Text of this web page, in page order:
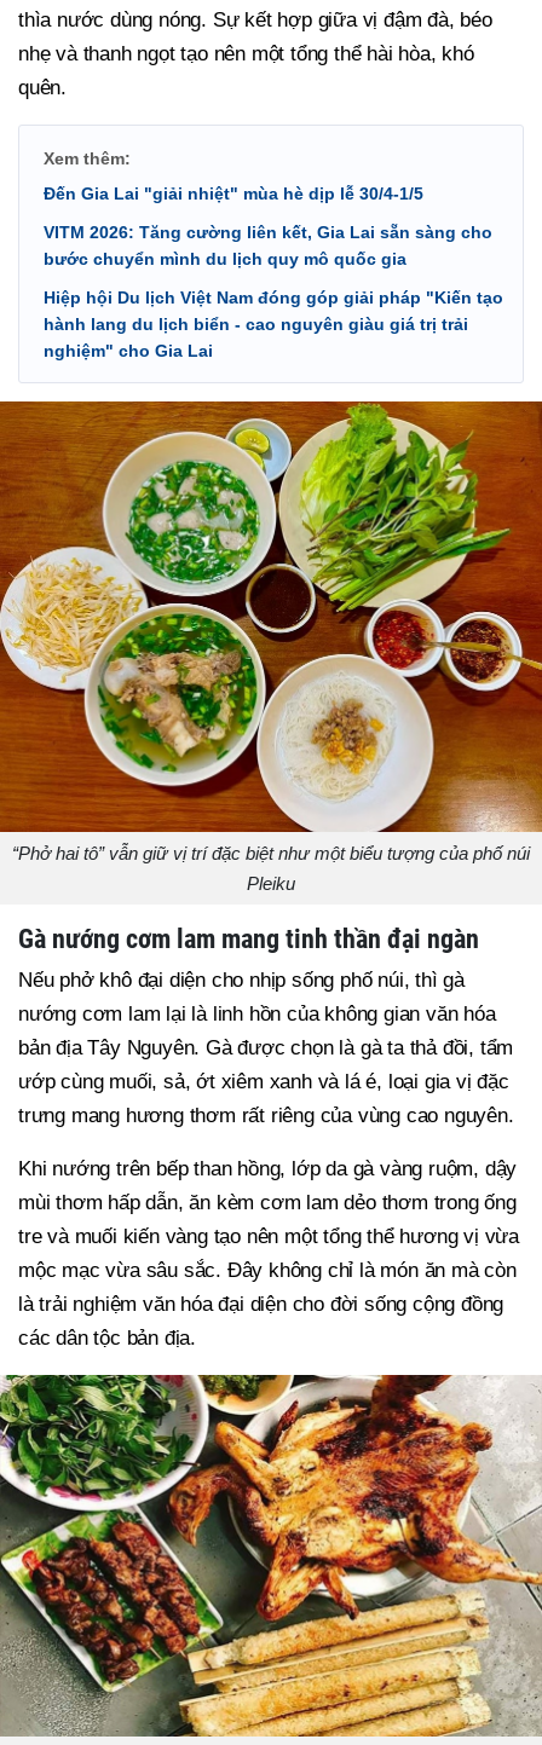
thìa nước dùng nóng. Sự kết hợp giữa vị đậm đà, béo
nhẹ và thanh ngọt tạo nên một tổng thể hài hòa, khó
quên.
Xem thêm:
Đến Gia Lai "giải nhiệt" mùa hè dịp lễ 30/4-1/5
VITM 2026: Tăng cường liên kết, Gia Lai sẵn sàng cho
bước chuyển mình du lịch quy mô quốc gia
Hiệp hội Du lịch Việt Nam đóng góp giải pháp "Kiến tạo
hành lang du lịch biển - cao nguyên giàu giá trị trải
nghiệm" cho Gia Lai
“Phở hai tô” vẫn giữ vị trí đặc biệt như một biểu tượng của phố núi
Pleiku
Gà nướng cơm lam mang tinh thần đại ngàn
Nếu phở khô đại diện cho nhịp sống phố núi, thì gà
nướng cơm lam lại là linh hồn của không gian văn hóa
bản địa Tây Nguyên. Gà được chọn là gà ta thả đồi, tẩm
ướp cùng muối, sả, ớt xiêm xanh và lá é, loại gia vị đặc
trưng mang hương thơm rất riêng của vùng cao nguyên.
Khi nướng trên bếp than hồng, lớp da gà vàng ruộm, dậy
mùi thơm hấp dẫn, ăn kèm cơm lam dẻo thơm trong ống
tre và muối kiến vàng tạo nên một tổng thể hương vị vừa
mộc mạc vừa sâu sắc. Đây không chỉ là món ăn mà còn
là trải nghiệm văn hóa đại diện cho đời sống cộng đồng
các dân tộc bản địa.